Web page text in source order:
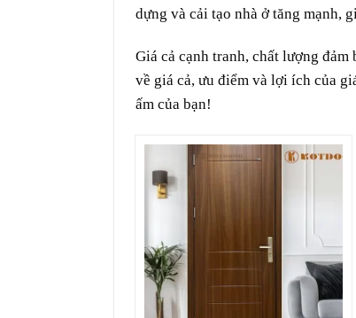
dựng và cải tạo nhà ở tăng mạnh,
Giá cả cạnh tranh, chất lượng đảm
về giá cả, ưu điểm và lợi ích của
ấm của bạn!